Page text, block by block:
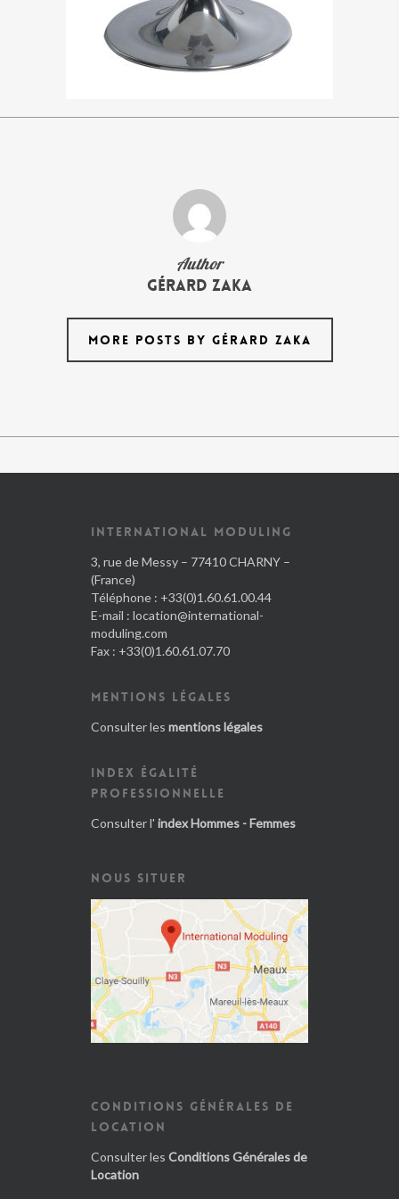
Author
Gérard Zaka
MORE POSTS BY GÉRARD ZAKA
INTERNATIONAL MODULING
3, rue de Messy – 77410 CHARNY –
(France)
Téléphone : +33(0)1.60.61.00.44
E-mail : location@international-
moduling.com
Fax : +33(0)1.60.61.07.70
MENTIONS LÉGALES
Consulter les mentions légales
INDEX ÉGALITÉ
PROFESSIONNELLE
Consulter l' index Hommes - Femmes
NOUS SITUER
CONDITIONS GÉNÉRALES DE
LOCATION
Consulter les Conditions Générales de
Location